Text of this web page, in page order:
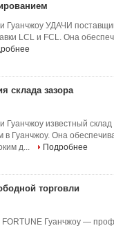
Гуанчжоу УДАЧИ
LCL и FCL. Она
склада зазора
Гуанчжоу известный
Гуанчжоу. Она
д...
Подробнее
торговли
Гуанчжоу —